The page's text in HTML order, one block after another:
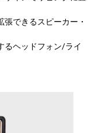
できるスピーカー・
るヘッドフォン/ライ